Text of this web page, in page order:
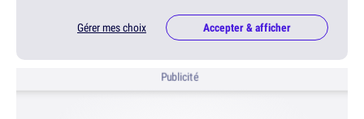
Gérer mes choix Accepter & afficher
Publicité